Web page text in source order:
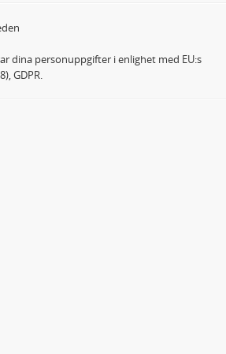
dina personuppgifter i enlighet med EU:s
GDPR.